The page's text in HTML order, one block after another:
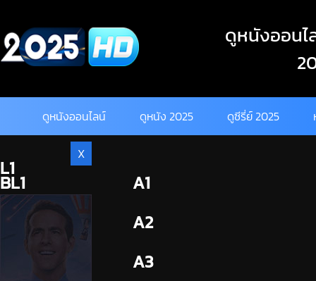
content
ดูหนังออนไ
ดูหนังออนไลน์ ดูหนัง 2025 ดูซีรี่ย์ 2025
BL1
A1
A2
A3
X
L1